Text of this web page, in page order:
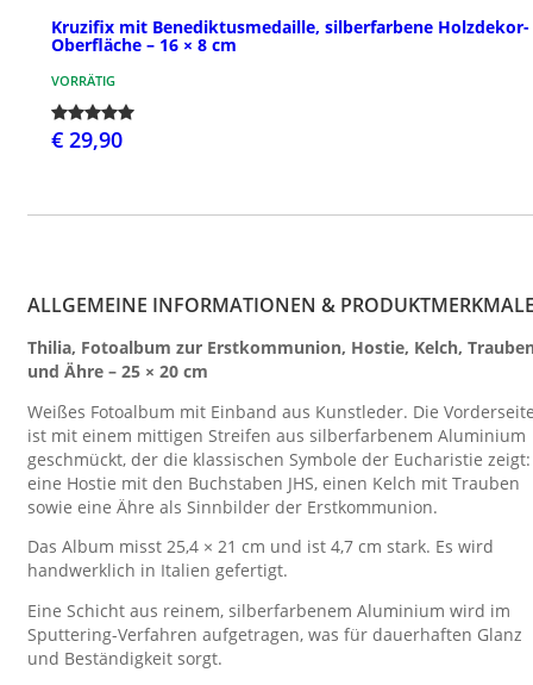
Kruzifix mit Benediktusmedaille, silberfarbene Holzdekor-
Oberfläche – 16 × 8 cm
VORRÄTIG
€ 29,90
ALLGEMEINE INFORMATIONEN &
Thilia, Fotoalbum zur Erstkommunion, Hostie, Kelch,
und Ähre – 25 × 20 cm
Weißes Fotoalbum mit Einband aus Kunstleder. Die
ist mit einem mittigen Streifen aus silberfarbenem Aluminium
geschmückt, der die klassischen Symbole der Eucharistie zeigt:
eine Hostie mit den Buchstaben JHS, einen Kelch mit Trauben
sowie eine Ähre als Sinnbilder der Erstkommunion.
Das Album misst 25,4 × 21 cm und ist 4,7 cm stark. Es wird
handwerklich in Italien gefertigt.
Eine Schicht aus reinem, silberfarbenem Aluminium wird im
Sputtering-Verfahren aufgetragen, was für dauerhaften Glanz
und Beständigkeit sorgt.